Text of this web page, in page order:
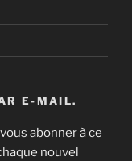
E-MAIL.
abonner à ce
nouvel